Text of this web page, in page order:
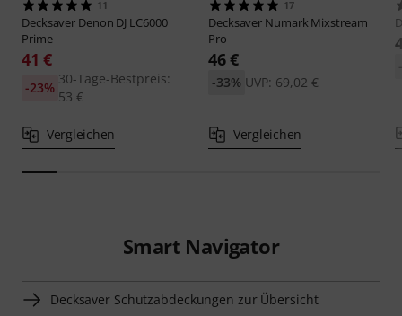
11
Decksaver Denon DJ LC6000
Prime
41 €
30-Tage-Bestpreis:
53 €
-23%
Vergleichen
17
Decksaver Numark Mixstream
Pro
46 €
UVP: 69,02 €
-33%
Vergleichen
Smart Navigator
Decksaver Schutzabdeckungen zur Übersicht